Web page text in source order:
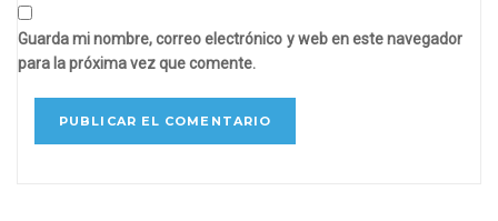
Guarda mi nombre, correo electrónico y web en este navegador
para la próxima vez que comente.